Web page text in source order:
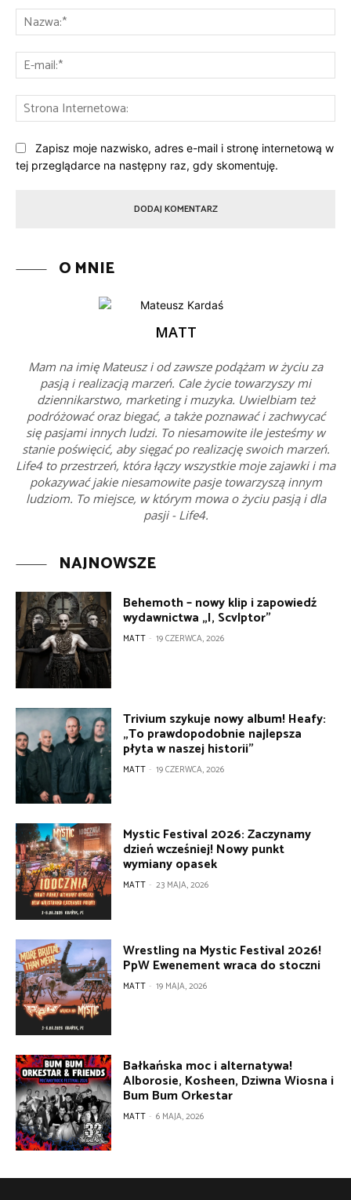
Zapisz moje nazwisko, adres e-mail i stronę internetową w
tej przeglądarce na następny raz, gdy skomentuję.
O MNIE
MATT
Mam na imię Mateusz i od zawsze podążam w życiu za
pasją i realizacją marzeń. Cale życie towarzyszy mi
dziennikarstwo, marketing i muzyka. Uwielbiam też
podróżować oraz biegać, a także poznawać i zachwycać
się pasjami innych ludzi. To niesamowite ile jesteśmy w
stanie poświęcić, aby sięgać po realizację swoich marzeń.
Life4 to przestrzeń, która łączy wszystkie moje zajawki i ma
pokazywać jakie niesamowite pasje towarzyszą innym
ludziom. To miejsce, w którym mowa o życiu pasją i dla
pasji - Life4.
NAJNOWSZE
Behemoth – nowy klip i zapowiedź
wydawnictwa „I, Scvlptor”
MATT - 19 CZERWCA, 2026
Trivium szykuje nowy album! Heafy:
„To prawdopodobnie najlepsza
płyta w naszej historii”
MATT - 19 CZERWCA, 2026
Mystic Festival 2026: Zaczynamy
dzień wcześniej! Nowy punkt
wymiany opasek
MATT - 23 MAJA, 2026
Wrestling na Mystic Festival 2026!
PpW Ewenement wraca do stoczni
MATT - 19 MAJA, 2026
Bałkańska moc i alternatywa!
Alborosie, Kosheen, Dziwna Wiosna i
Bum Bum Orkestar
MATT - 6 MAJA, 2026